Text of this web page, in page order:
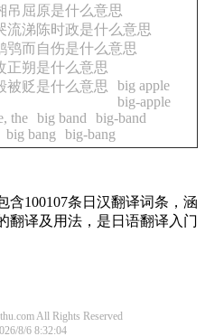
吊屈原是什么意思
流涕陈时政是什么意思
鸮而自伤是什么意思
正朔是什么意思
被贬是什么意思
big apple
big-apple
the big band
big-band
big bang big-bang
含100107条日汉翻译词条，涵
翻译及用法，是日语翻译入门
All Rights Reserved
8/6 8:32:04